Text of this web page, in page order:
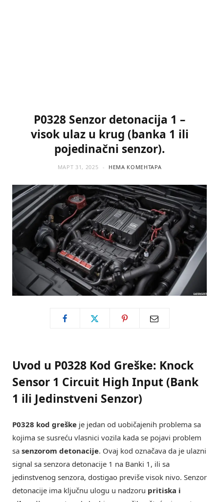
P0328 Senzor detonacija 1 –
visok ulaz u krug (banka 1 ili
pojedinačni senzor).
МАРТ 31, 2025 НЕМА КОМЕНТАРА
Uvod u P0328 Kod Greške: Knock
Sensor 1 Circuit High Input (Bank
1 ili Jedinstveni Senzor)
P0328 kod greške je jedan od uobičajenih problema sa
kojima se susreću vlasnici vozila kada se pojavi problem
sa senzorom detonacije. Ovaj kod označava da je ulazni
signal sa senzora detonacije 1 na Banki 1, ili sa
jedinstvenog senzora, dostigao previše visok nivo. Senzor
detonacije ima ključnu ulogu u nadzoru pritiska i